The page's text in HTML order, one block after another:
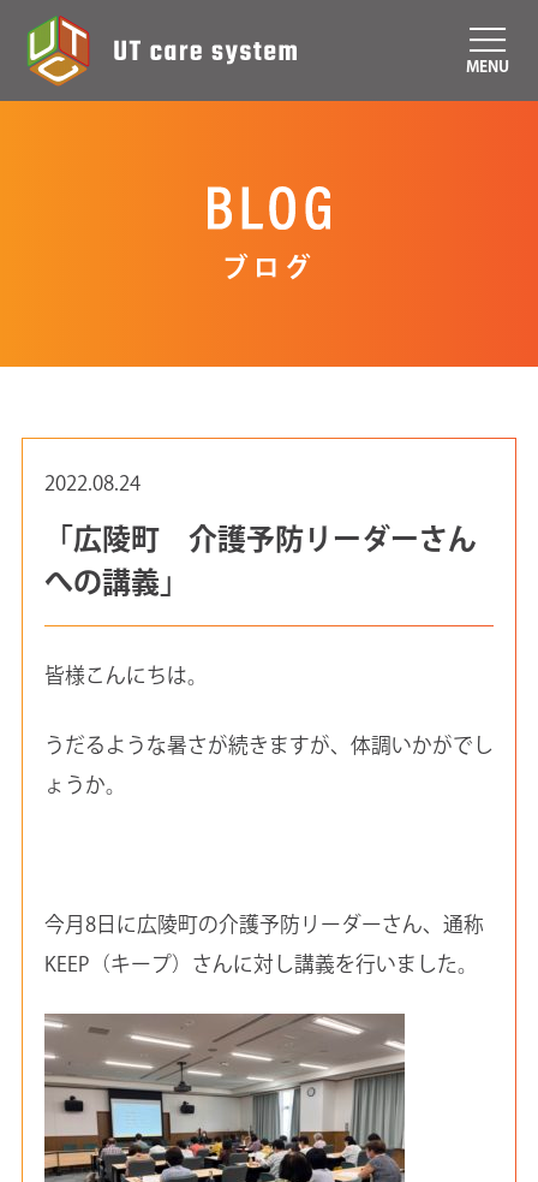
MENU
ブログ
2022.08.24
「広陵町 介護予防リーダーさん
への講義」
皆様こんにちは。
うだるような暑さが続きますが、体調いかがでし
ょうか。
今月8日に広陵町の介護予防リーダーさん、通称
KEEP（キープ）さんに対し講義を行いました。